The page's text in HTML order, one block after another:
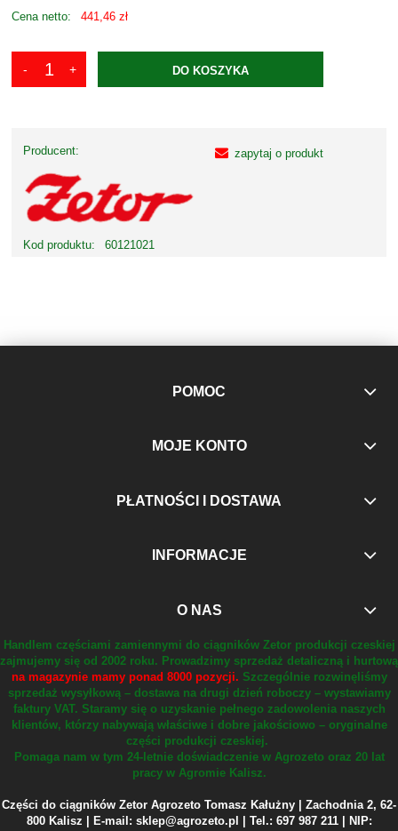
Cena netto: 441,46 zł
DO KOSZYKA
Producent:
Kod produktu: 60121021
zapytaj o produkt
POMOC
MOJE KONTO
PŁATNOŚCI I DOSTAWA
INFORMACJE
O NAS
Handlem częściami zamiennymi do ciągników Zetor produkcji czeskiej
zajmujemy się od 2002 roku. Prowadzimy sprzedaż detaliczną i hurtową
na magazynie mamy ponad 8000 pozycji. Szczególnie rozwinęliśmy
sprzedaż wysyłkową – dostawa na drugi dzień roboczy – wystawiamy
faktury VAT. Staramy się o uzyskanie pełnego zadowolenia naszych
klientów, którzy nabywają właściwe i dobre jakościowo – oryginalne
części produkcji czeskiej.
Pomaga nam w tym 24-letnie doświadczenie w Agrozeto oraz 20 lat
pracy w Agromie Kalisz.
Części do ciągników Zetor Agrozeto Tomasz Kałużny | Zachodnia 2, 62-
800 Kalisz | E-mail: sklep@agrozeto.pl | Tel.: 697 987 211 | NIP: